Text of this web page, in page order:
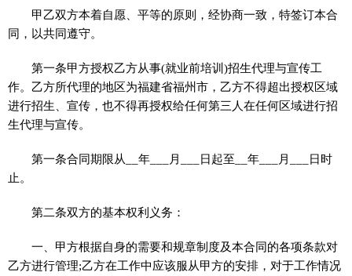
甲乙双方本着自愿、平等的原则，经协商一致，特签订本合
同，以共同遵守。
第一条甲方授权乙方从事(就业前培训)招生代理与宣传工
作。乙方所代理的地区为福建省福州市，乙方不得超出授权区域
进行招生、宣传，也不得再授权给任何第三人在任何区域进行招
生代理与宣传。
第一条合同期限从__年___月___日起至__年___月___日时
止。
第二条双方的基本权利义务：
一、甲方根据自身的需要和规章制度及本合同的各项条款对
乙方进行管理;乙方在工作中应该服从甲方的安排，对于工作情况